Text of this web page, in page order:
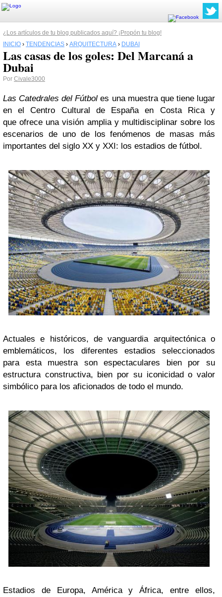
¿Los artículos de tu blog publicados aquí? ¡Propón tu blog!
INICIO › TENDENCIAS › ARQUITECTURA › DUBAI
Las casas de los goles: Del Marcaná a
Dubai
Por Civale3000
Las Catedrales del Fútboles una muestra que tiene lugar
en el Centro Cultural de España en Costa Rica y
que ofrece una visión amplia y multidisciplinar sobre los
escenarios de uno de los fenómenos de masas más
importantes del siglo XX y XXI: los estadios de fútbol.
Actuales e históricos, de vanguardia arquitectónica o
emblemáticos, los diferentes estadios seleccionados
para esta muestra son espectaculares bien por su
estructura constructiva, bien por su iconicidad o valor
simbólico para los aficionados de todo el mundo.
Estadios de Europa, América y África, entre ellos,